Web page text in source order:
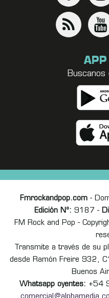
APP
Buscanos
Fmrockandpop.com-
Edición Nº: 9187 -
FM Rock and Pop -
Transmite a través de su
desde Ramón Freire 932,
Buenos
Whatsapp oyentes: +54